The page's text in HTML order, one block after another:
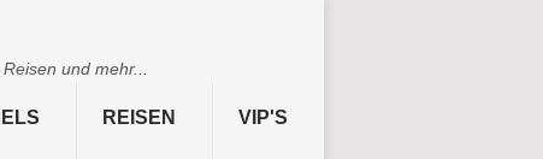
und mehr...
REISEN VIP'S